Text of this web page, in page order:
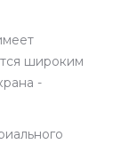
широким
-